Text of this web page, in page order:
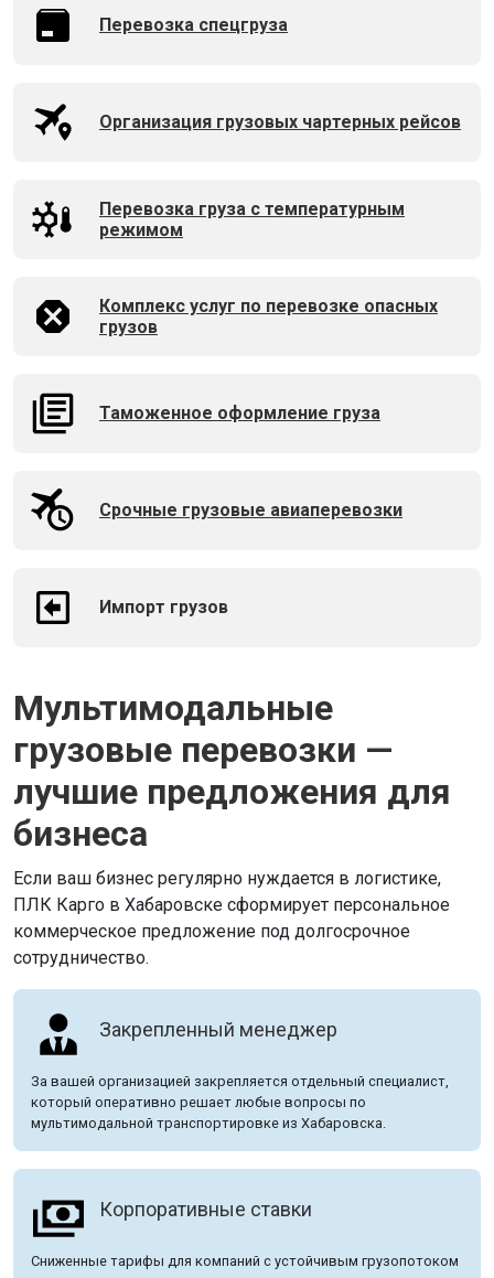
Перевозка спецгруза
Организация грузовых чартерных рейсов
Перевозка груза с температурным
режимом
Комплекс услуг по перевозке опасных
грузов
Таможенное оформление груза
Срочные грузовые авиаперевозки
Импорт грузов
Мультимодальные
грузовые перевозки —
лучшие предложения для
бизнеса
Если ваш бизнес регулярно нуждается в логистике,
ПЛК Карго в Хабаровске сформирует персональное
коммерческое предложение под долгосрочное
сотрудничество.
Закрепленный менеджер
За вашей организацией закрепляется отдельный специалист,
который оперативно решает любые вопросы по
мультимодальной транспортировке из Хабаровска.
Корпоративные ставки
Сниженные тарифы для компаний с устойчивым грузопотоком